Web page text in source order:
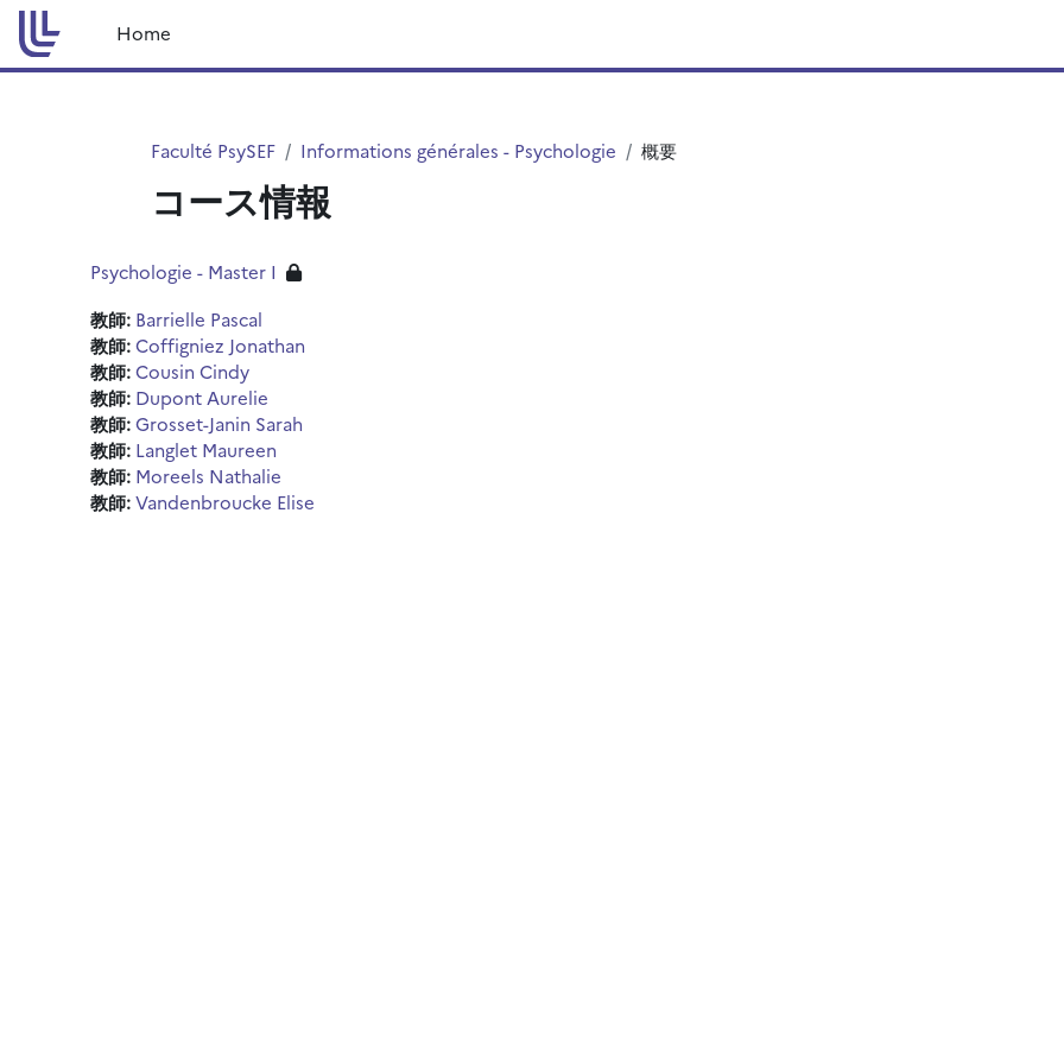
メインコンテンツへスキップする
Home
Faculté PsySEF Informations générales - Psychologie 概要
コース情報
Psychologie - Master I
教師: Barrielle Pascal
教師:Coffigniez Jonathan
教師:Cousin Cindy
教師: Dupont Aurelie
教師:Grosset-Janin Sarah
教師: Langlet Maureen
教師: Moreels Nathalie
教師:Vandenbroucke Elise